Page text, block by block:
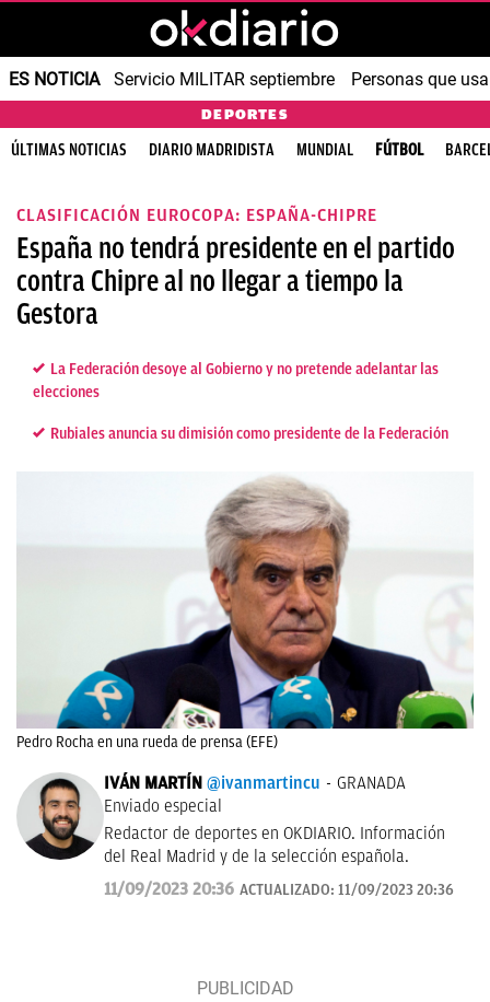
ES NOTICIA Servicio MILITAR septiembre Personas que
DEPORTES
ÚLTIMAS NOTICIAS DIARIO MADRIDISTA MUNDIAL FÚTBOL
CLASIFICACIÓN EUROCOPA: ESPAÑA-CHIPRE
España no tendrá presidente en el partido
contra Chipre al no llegar a tiempo la
Gestora
La Federación desoye al Gobierno y no pretende adelantar las
elecciones
Rubiales anuncia su dimisión como presidente de la Federación
Pedro Rocha en una rueda de prensa (EFE)
IVÁN MARTÍN @ivanmartincu
GRANADA
Enviado especial
Redactor de deportes en OKDIARIO. Información
del Real Madrid y de la selección española.
11/09/2023 20:36 ACTUALIZADO: 11/09/2023 20:36